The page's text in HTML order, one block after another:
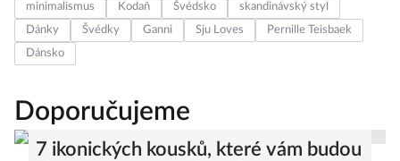
minimalismus Kodaň Švédsko
skandinávský styl
Dánky
Švédky Ganni Sju Loves
Pernille Teisbaek
Dánsko
Doporučujeme
7 ikonických kousků, které vám budou